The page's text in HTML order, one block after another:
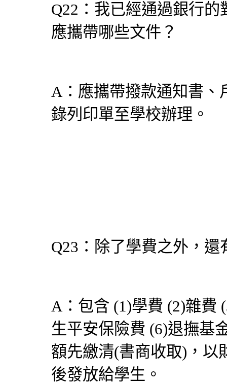
Q22：我已經通過銀行
應攜帶哪些文件？
A：應攜帶撥款通知書、
錄列印單至學校辦理。
Q23：除了學費之外，
A：包含 (1)學費 (2)雜費
生平安保險費 (6)退撫
額先繳清(書商收取)，以
後發放給學生。